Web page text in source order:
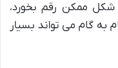
شکل ممکن رقم بخورد،
به گام می تواند بسیار